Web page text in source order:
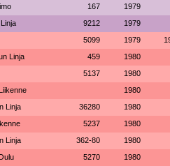
167 1979
9212 1979
5099 1979
Linja 459 1980
5137 1980
1980
Linja 36280 1980
5237 1980
Linja 362-80 1980
5270 1980